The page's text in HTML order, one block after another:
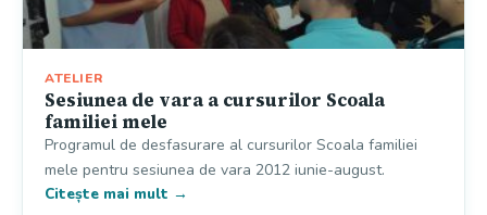
ATELIER
Sesiunea de vara a cursurilor Scoala
familiei mele
Programul de desfasurare al cursurilor Scoala familiei
mele pentru sesiunea de vara 2012 iunie-august.
Citește mai mult →